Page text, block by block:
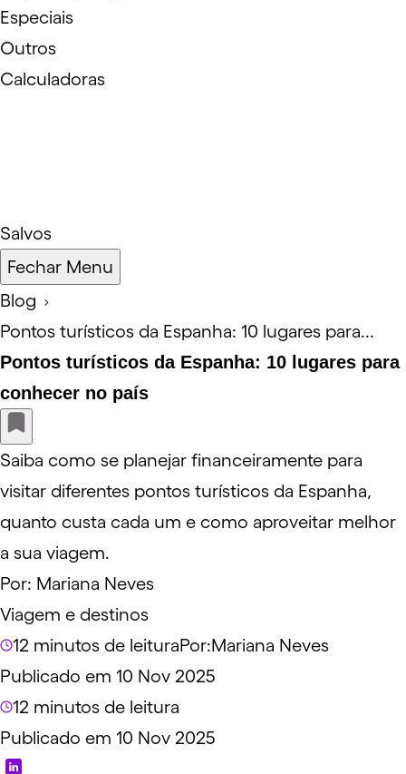
Especiais
Outros
Calculadoras
Salvos
Fechar Menu
Blog
Pontos turísticos da Espanha: 10 lugares para...
Pontos turísticos da Espanha: 10 lugares para
conhecer no país
Saiba como se planejar financeiramente para
visitar diferentes pontos turísticos da Espanha,
quanto custa cada um e como aproveitar melhor
a sua viagem.
Por: Mariana Neves
Viagem e destinos
12 minutos de leituraPor:Mariana Neves
Publicado em 10 Nov 2025
12 minutos de leitura
Publicado em 10 Nov 2025